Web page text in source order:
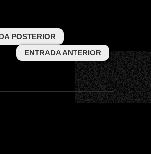
POSTERIOR
ENTRADA ANTERIOR